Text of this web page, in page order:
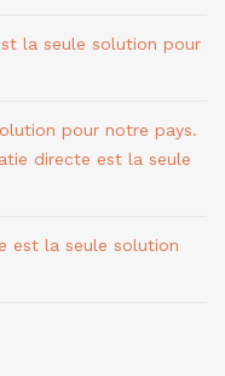
la seule solution pour
pour notre pays.
directe est la seule
est la seule solution